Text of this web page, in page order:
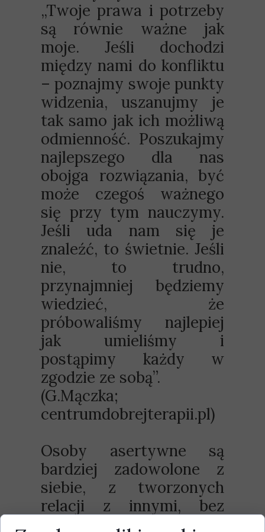
„Twoje prawa i potrzeby
są równie ważne jak
moje. Jeśli dochodzi
między nami do konfliktu
– poznajmy swoje punkty
widzenia, uszanujmy je
tak samo jak ich możliwą
odmienność. Poszukajmy
najlepszego dla nas
obojga rozwiązania, być
może czegoś ważnego
się przy tym nauczymy.
Jeśli uda nam się je
znaleźć, to świetnie. Jeśli
nie, to trudno,
przynajmniej będziemy
wiedzieć, że
próbowaliśmy najlepiej
jak umieliśmy i
postąpimy każdy w
zgodzie ze sobą”.
(G.Mączka;
centrumdobrejterapii.pl)
Osoby asertywne są
bardziej zadowolone z
siebie, z tworzonych
relacji z innymi, bez
obaw przyjmują i